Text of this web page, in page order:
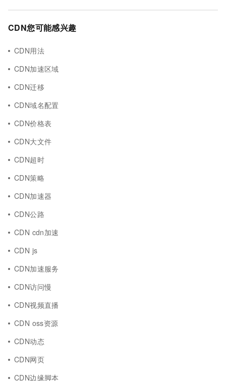
CDN您可能感兴趣
CDN用法
CDN加速区域
CDN迁移
CDN域名配置
CDN价格表
CDN大文件
CDN超时
CDN策略
CDN加速器
CDN公路
CDN cdn加速
CDN js
CDN加速服务
CDN访问慢
CDN视频直播
CDN oss资源
CDN动态
CDN网页
CDN边缘脚本